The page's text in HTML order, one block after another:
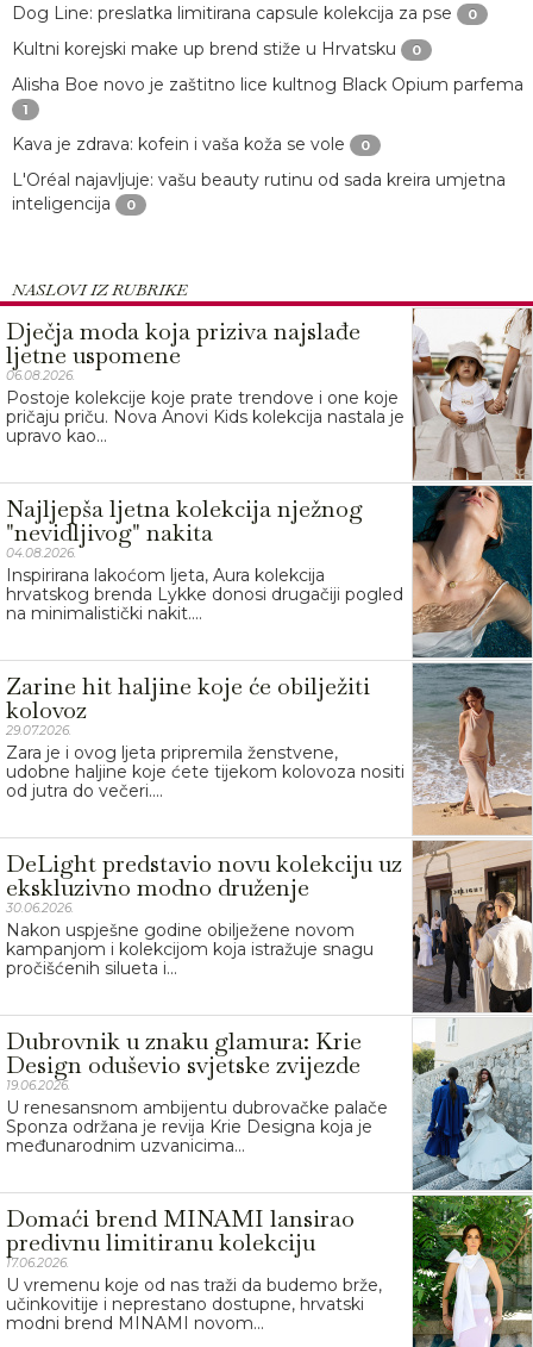
Dog Line: preslatka limitirana capsule kolekcija za pse 0
Kultni korejski make up brend stiže u Hrvatsku 0
Alisha Boe novo je zaštitno lice kultnog Black Opium parfema
1
Kava je zdrava: kofein i vaša koža se vole 0
L'Oréal najavljuje: vašu beauty rutinu od sada kreira umjetna
inteligencija
0
NASLOVI IZ RUBRIKE
Dječja moda koja priziva najslađe
ljetne uspomene
06.08.2026.
Postoje kolekcije koje prate trendove i one koje
pričaju priču. Nova Anovi Kids kolekcija nastala je
upravo kao...
Najljepša ljetna kolekcija nježnog
"nevidljivog" nakita
04.08.2026.
Inspirirana lakoćom ljeta, Aura kolekcija
hrvatskog brenda Lykke donosi drugačiji pogled
na minimalistički nakit....
Zarine hit haljine koje će obilježiti
kolovoz
29.07.2026.
Zara je i ovog ljeta pripremila ženstvene,
udobne haljine koje ćete tijekom kolovoza nositi
od jutra do večeri....
DeLight predstavio novu kolekciju uz
ekskluzivno modno druženje
30.06.2026.
Nakon uspješne godine obilježene novom
kampanjom i kolekcijom koja istražuje snagu
pročišćenih silueta i...
Dubrovnik u znaku glamura: Krie
Design oduševio svjetske zvijezde
19.06.2026.
U renesansnom ambijentu dubrovačke palače
Sponza održana je revija Krie Designa koja je
međunarodnim uzvanicima...
Domaći brend MINAMI lansirao
predivnu limitiranu kolekciju
17.06.2026.
U vremenu koje od nas traži da budemo brže,
učinkovitije i neprestano dostupne, hrvatski
modni brend MINAMI novom...